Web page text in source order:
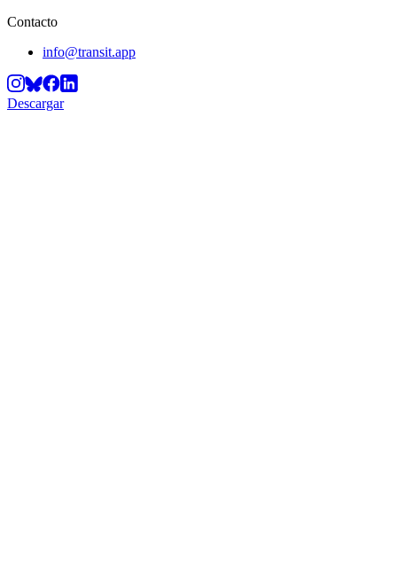
Contacto
info@transit.app
Descargar